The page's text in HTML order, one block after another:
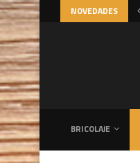
NOVEDADES
LA CLAVE PARA VENTILAR...
BRICOLAJE